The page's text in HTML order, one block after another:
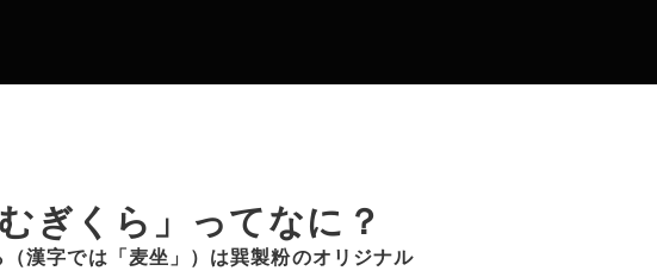
むぎくら」ってなに？
（漢字では「麦坐」）は巽製粉のオリジナル